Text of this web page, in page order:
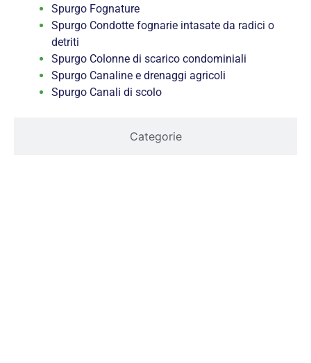
Categorie
Spurgo Fognature
Spurgo Condotte fognarie intasate da radici o
detriti
Spurgo Colonne di scarico condominiali
Spurgo Canaline e drenaggi agricoli
Spurgo Canali di scolo